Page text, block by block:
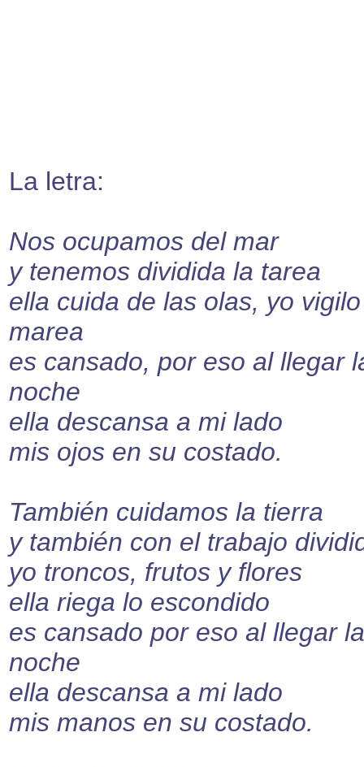
La letra:
Nos ocupamos del mar
y tenemos dividida la tarea
ella cuida de las olas, yo
marea
es cansado, por eso al llegar
noche
ella descansa a mi lado
mis ojos en su costado.
También cuidamos la tierra
y también con el trabajo
yo troncos, frutos y flores
ella riega lo escondido
es cansado por eso al llegar la
noche
ella descansa a mi lado
mis manos en su costado.